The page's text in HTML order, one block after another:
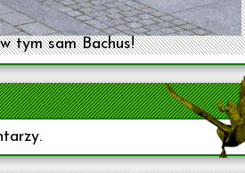
tym sam Bachus!